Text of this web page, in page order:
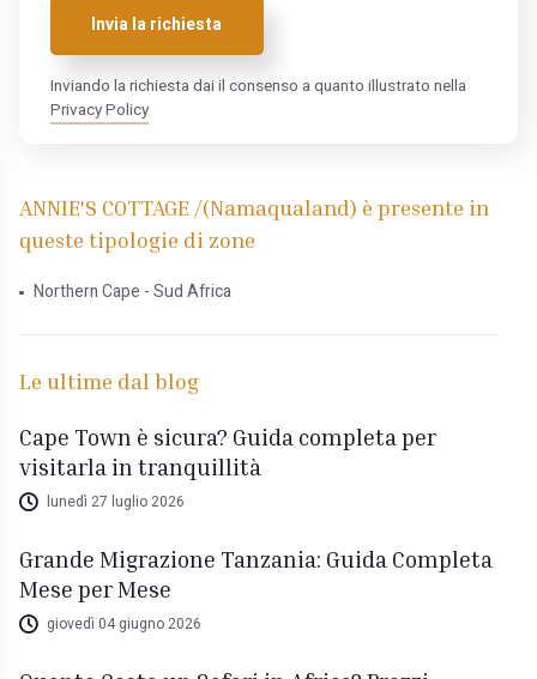
Invia la richiesta
Inviando la richiesta dai il consenso a quanto illustrato nella
Privacy Policy
ANNIE'S COTTAGE /(Namaqualand) è presente in
queste tipologie di zone
Northern Cape - Sud Africa
Le ultime dal blog
Cape Town è sicura? Guida completa per
visitarla in tranquillità
lunedì 27 luglio 2026
Grande Migrazione Tanzania: Guida Completa
Mese per Mese
giovedì 04 giugno 2026